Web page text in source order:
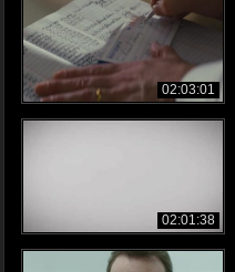
02:03:01
02:01:38